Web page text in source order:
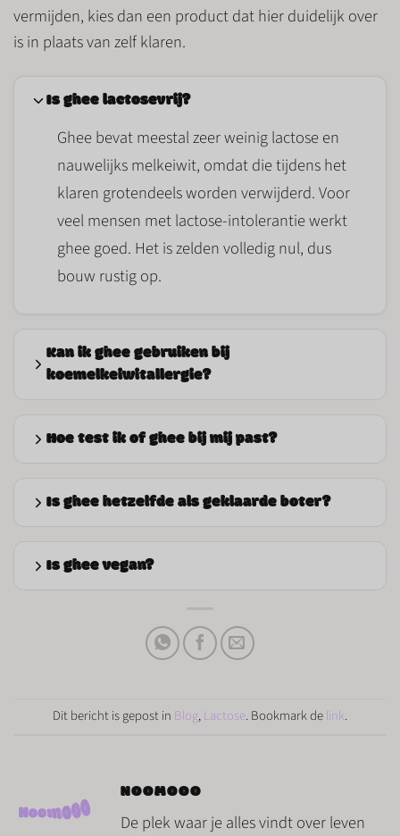
vermijden, kies dan een product dat hier duidelijk over
is in plaats van zelf klaren.
Is ghee lactosevrij?
Ghee bevat meestal zeer weinig lactose en
nauwelijks melkeiwit, omdat die tijdens het
klaren grotendeels worden verwijderd. Voor
veel mensen met lactose-intolerantie werkt
ghee goed. Het is zelden volledig nul, dus
bouw rustig op.
Kan ik ghee gebruiken bij
koemelkeiwitallergie?
Hoe test ik of ghee bij mij past?
Is ghee hetzelfde als geklaarde boter?
Is ghee vegan?
Dit bericht is gepost in Blog,Lactose. Bookmark delink.
NOOMOOO
De plek waar je alles vindt over leven